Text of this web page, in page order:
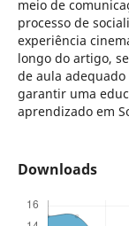
meio de
processo de
experiência
longo do artigo,
de aula
garantir uma
aprendizado em
Downloads